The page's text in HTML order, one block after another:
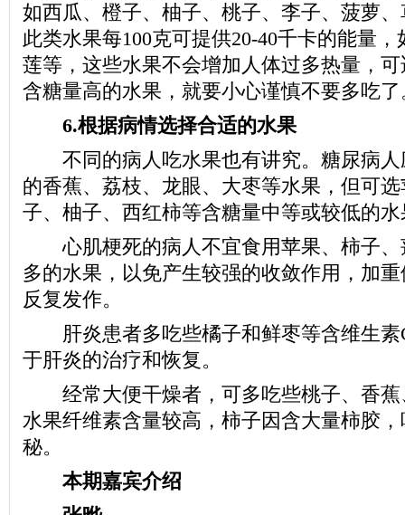
如西瓜、橙子、柚子、桃子、李子、菠萝
此类水果每100克可提供20-40千卡的能量
莲等，这些水果不会增加人体过多热量，
含糖量高的水果，就要小心谨慎不要多吃了
6.根据病情选择合适的水果
不同的病人吃水果也有讲究。糖尿病人
的香蕉、荔枝、龙眼、大枣等水果，但可
子、柚子、西红柿等含糖量中等或较低的
心肌梗死的病人不宜食用苹果、柿子、
多的水果，以免产生较强的收敛作用，加
反复发作。
肝炎患者多吃些橘子和鲜枣等含维生素
于肝炎的治疗和恢复。
经常大便干燥者，可多吃些桃子、香蕉
水果纤维素含量较高，柿子因含大量柿胶
秘。
本期嘉宾介绍